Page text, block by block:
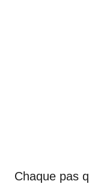
Chaque pas